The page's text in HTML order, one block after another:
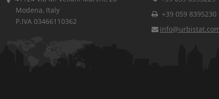
Modena, Italy
P.IVA 03466110362
+39 059 8395230